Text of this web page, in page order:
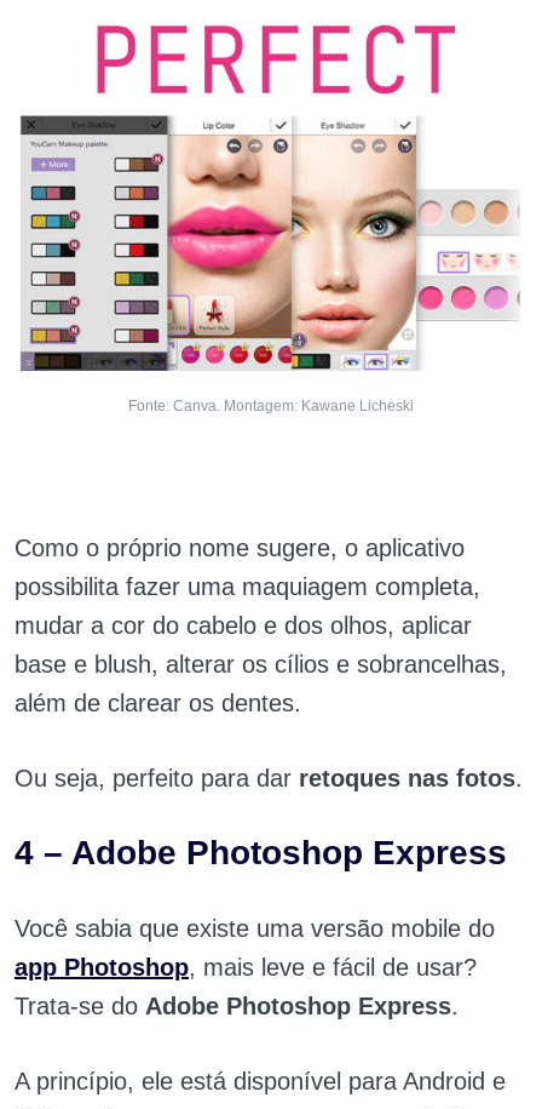
Fonte: Canva. Montagem: Kawane Licheski
Como o próprio nome sugere, o aplicativo
possibilita fazer uma maquiagem completa,
mudar a cor do cabelo e dos olhos, aplicar
base e blush, alterar os cílios e sobrancelhas,
além de clarear os dentes.
Ou seja, perfeito para dar retoques nas fotos.
4 – Adobe Photoshop Express
Você sabia que existe uma versão mobile do
app Photoshop, mais leve e fácil de usar?
Trata-se do Adobe Photoshop Express.
A princípio, ele está disponível para Android e